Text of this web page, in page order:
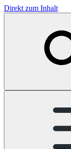
Direkt zum Inhalt